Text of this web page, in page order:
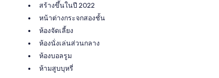
สร้างขึ้นในปี 2022
หน้าต่างกระจกสองชั้น
ห้องจัดเลี้ยง
ห้องนั่งเล่นส่วนกลาง
ห้องบอลรูม
ห้ามสูบบุหรี่